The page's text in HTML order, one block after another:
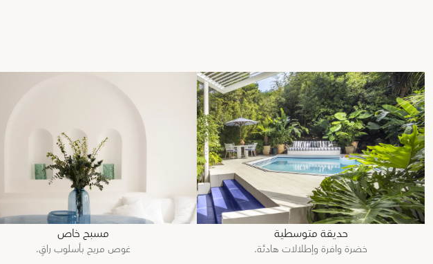
حديقة متوسطية
خضرة وافرة وإطلالات هادئة.
مسبح خاص
غوص مريح بأسلوب راقٍ.